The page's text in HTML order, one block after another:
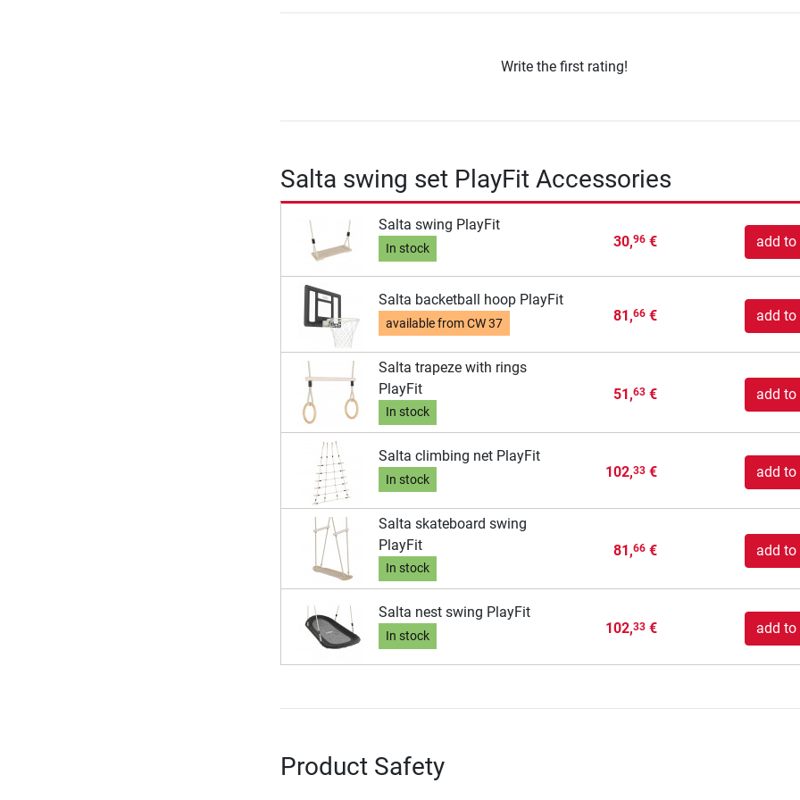
Write the first rating!
Salta swing set PlayFit Accessories
Salta swing PlayFit
In stock 30,96€ add to
Salta backetball hoop PlayFit
available fromCW 37 81,66€ add to
Salta trapeze with rings
PlayFit
In stock
51,63€ add to
Salta climbing net PlayFit
In stock 102,33€ add to
Salta skateboard swing
PlayFit
In stock
81,66€ add to
Salta nest swing PlayFit
In stock 102,33€ add to
Product Safety